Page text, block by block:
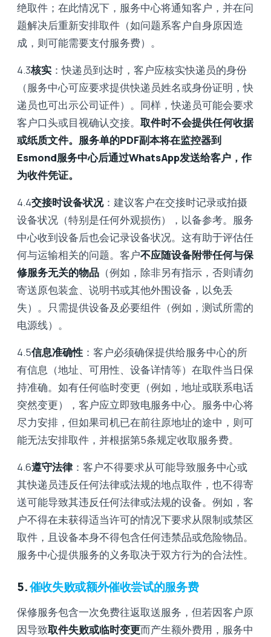
绝取件；在此情况下，服务中心将通知客户，并在问
题解决后重新安排取件（如问题系客户自身原因造
成，则可能需要支付服务费）。
4.3核实 ：快递员到达时，客户应核实快递员的身份
（服务中心可应要求提供快递员姓名或身份证明，快
递员也可出示公司证件）。同样，快递员可能会要求
客户口头或目视确认交接。 取件时不会提供任何收据
或纸质文件。 服务单的PDF副本将在监控器到
Esmond服务中心后通过WhatsApp发送给客户，作
为收件凭证。
4.4交接时设备状况：建议客户在交接时记录或拍摄
设备状况（特别是任何外观损伤），以备参考。服务
中心收到设备后也会记录设备状况。这有助于评估任
何与运输相关的问题。客户不应随设备附带任何与保
修服务无关的物品 （例如，除非另有指示，否则请勿
寄送原包装盒、说明书或其他外围设备，以免丢
失）。只需提供设备及必要组件（例如，测试所需的
电源线）。
4.5信息准确性 ：客户必须确保提供给服务中心的所
有信息（地址、可用性、设备详情等）在取件当日保
持准确。如有任何临时变更（例如，地址或联系电话
突然变更），客户应立即致电服务中心。服务中心将
尽力安排，但如果司机已在前往原地址的途中，则可
能无法安排取件，并根据第5条规定收取服务费。
4.6遵守法律：客户不得要求从可能导致服务中心或
其快递员违反任何法律或法规的地点取件，也不得寄
送可能导致其违反任何法律或法规的设备。例如，客
户不得在未获得适当许可的情况下要求从限制或禁区
取件，且设备本身不得包含任何违禁品或危险物品。
服务中心提供服务的义务取决于双方行为的合法性。
5.催收失败或额外催收尝试的服务费
保修服务包含一次免费往返取送服务，但若因客户原
因导致取件失败或临时变更而产生额外费用，服务中